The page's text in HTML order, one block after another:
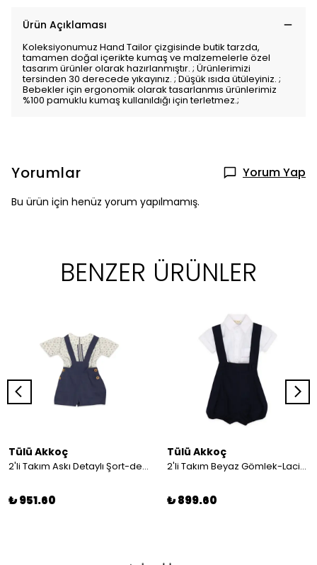
Ürün Açıklaması
Koleksiyonumuz Hand Tailor çizgisinde butik tarzda,
tamamen doğal içerikte kumaş ve malzemelerle özel
tasarım ürünler olarak hazırlanmıştır. ; Ürünlerimizi
tersinden 30 derecede yıkayınız. ; Düşük ısıda ütüleyiniz. ;
Bebekler için ergonomik olarak tasarlanmıs ürünlerimiz
%100 pamuklu kumaş kullanıldığı için terletmez.;
Yorumlar Yorum Yap
Bu ürün için henüz yorum yapılmamış.
BENZER ÜRÜNLER
Tülü Akkoç
2'li Takım Askı Detaylı Şort-desenli Gömlek
₺ 951.60
Tülü Akkoç
2'li Takım Beyaz Gömlek-Lacivert Askılı Şort
₺ 899.60